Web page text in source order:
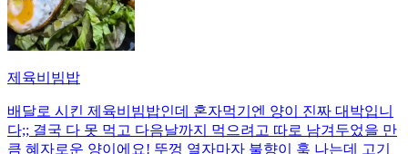
제육비빔밥
배달로 시킨 제육비빔밥인데 혼자먹기엔 양이 진짜 대박입니
다;; 결국 다 못 먹고 다음날까지 먹으려고 따로 남겨두었을 만
큼 혜자로운 양이에요! 뚜껑 열자마자 불향이 훅 나는데 고기